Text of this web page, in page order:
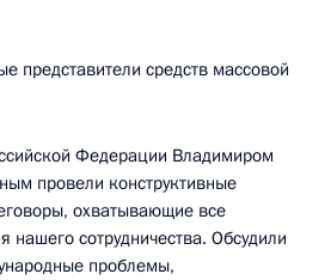
представители средств массовой
Федерации Владимиром
провели конструктивные
охватывающие все
нашего сотрудничества. Обсудили
проблемы,